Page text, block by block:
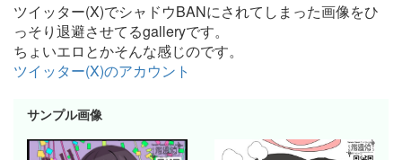
ツイッター(X)でシャドウBANにされてしまった画像をひ
っそり退避させてるgalleryです。
ちょいエロとかそんな感じのです。
ツイッター(X)のアカウント
サンプル画像